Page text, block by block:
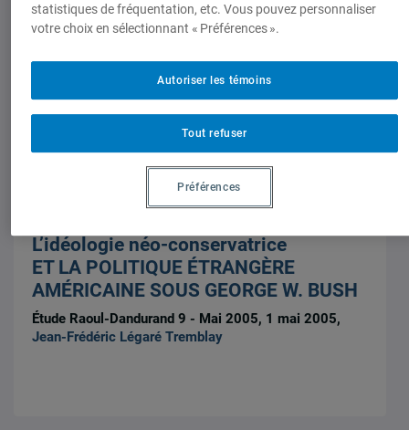
Études, mémoires et thèses
politique étrangère
Légaré Tremblay
L’idéologie néo-conservatrice
ET LA POLITIQUE ÉTRANGÈRE
AMÉRICAINE SOUS GEORGE W. BUSH
Étude Raoul-Dandurand 9 - Mai 2005, 1 mai 2005,
Jean-Frédéric Légaré Tremblay
statistiques de fréquentation, etc. Vous pouvez personnaliser
votre choix en sélectionnant « Préférences ».
Tout refuser
Autoriser les témoins
Préférences